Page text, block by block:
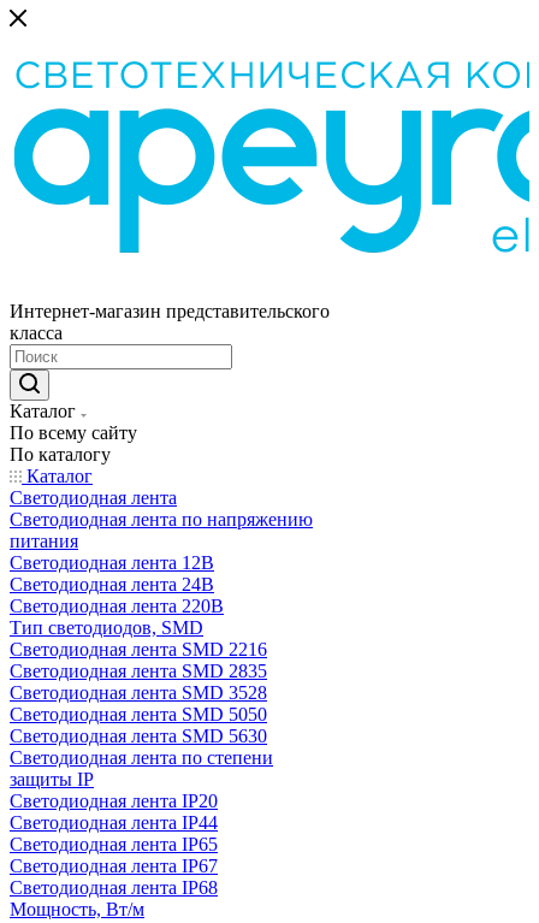
Интернет-магазин представительского
класса
Каталог
По всему сайту
По каталогу
Каталог
Светодиодная лента
Светодиодная лента по напряжению
питания
Светодиодная лента 12В
Светодиодная лента 24В
Светодиодная лента 220В
Тип светодиодов, SMD
Cветодиодная лента SMD 2216
Светодиодная лента SMD 2835
Светодиодная лента SMD 3528
Светодиодная лента SMD 5050
Светодиодная лента SMD 5630
Светодиодная лента по степени
защиты IP
Светодиодная лента IP20
Светодиодная лента IP44
Светодиодная лента IP65
Светодиодная лента IP67
Светодиодная лента IP68
Мощность, Вт/м